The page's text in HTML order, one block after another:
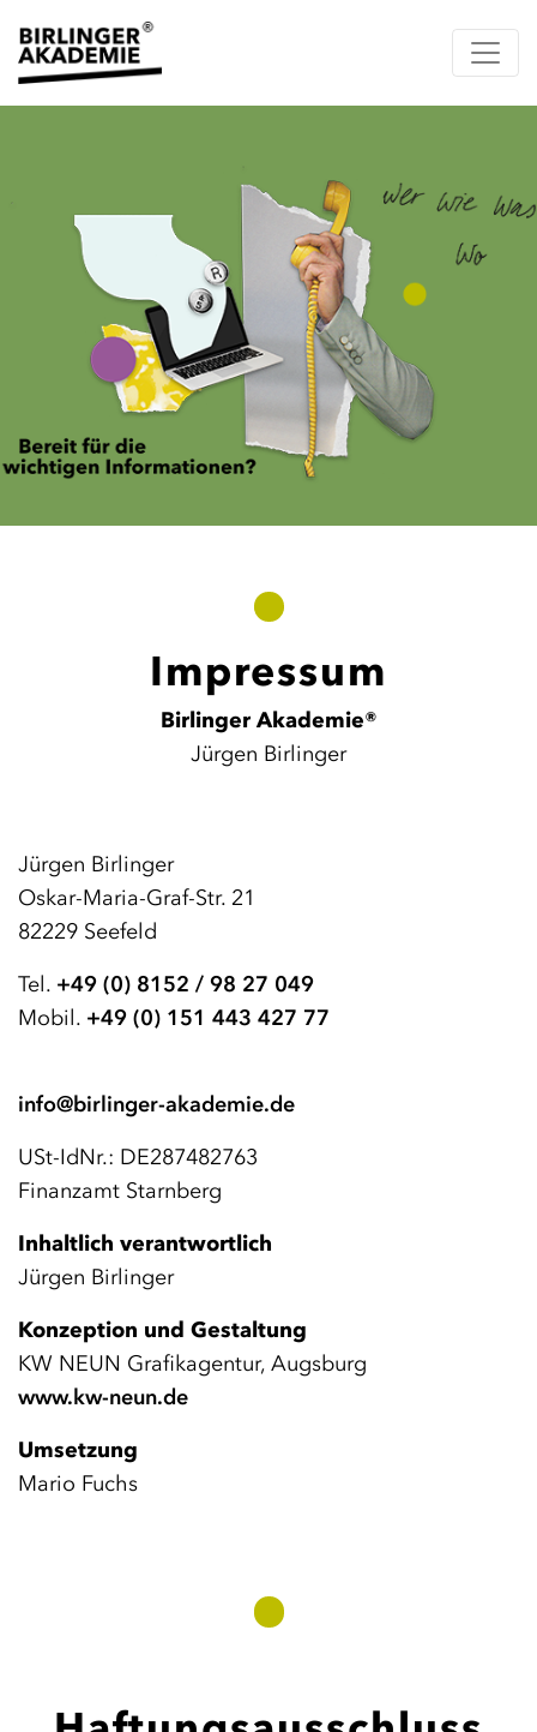
Impressum
Birlinger Akademie®
Jürgen Birlinger
Jürgen Birlinger
Oskar-Maria-Graf-Str. 21
82229 Seefeld
Tel. +49 (0) 8152 / 98 27 049
Mobil. +49 (0) 151 443 427 77
info@birlinger-akademie.de
USt-IdNr.: DE287482763
Finanzamt Starnberg
Inhaltlich verantwortlich
Jürgen Birlinger
Konzeption und Gestaltung
KW NEUN Grafikagentur, Augsburg
www.kw-neun.de
Umsetzung
Mario Fuchs